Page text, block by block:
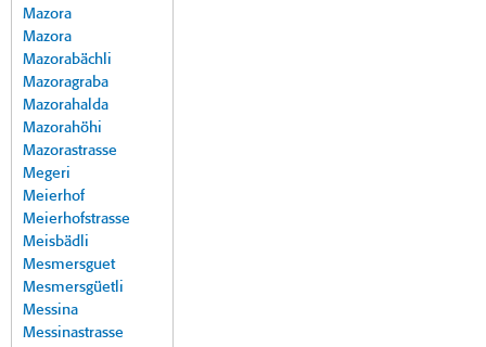
Mazora
Mazora
Mazorabächli
Mazoragraba
Mazorahalda
Mazorahöhi
Mazorastrasse
Megeri
Meierhof
Meierhofstrasse
Meisbädli
Mesmersguet
Mesmersgüetli
Messina
Messinastrasse